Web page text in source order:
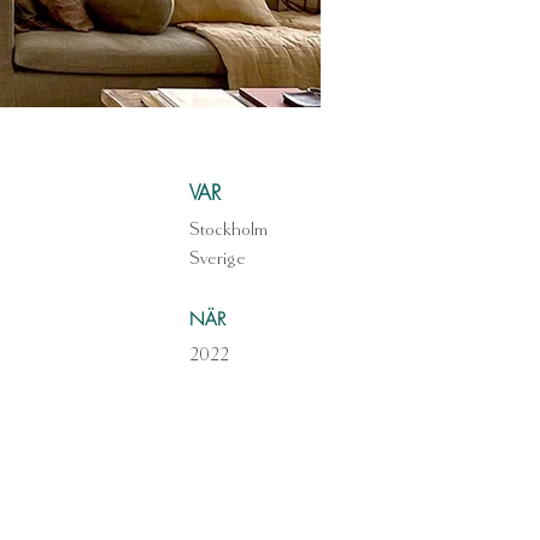
VAR
Stockholm
Sverige
NÄR
2022